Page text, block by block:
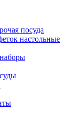
посуда
настольные